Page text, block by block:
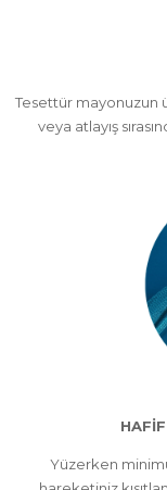
Tesettür mayonuzun
veya atlayış
Yüzerken